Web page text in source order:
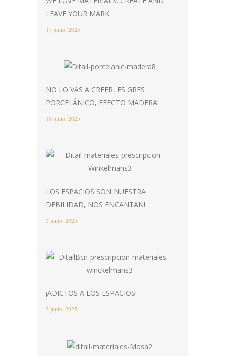
LEAVE YOUR MARK.
17 junio, 2025
NO LO VAS A CREER, ES GRES
PORCELÁNICO, EFECTO MADERA!
10 junio, 2025
LOS ESPACIOS SON NUESTRA
DEBILIDAD, NOS ENCANTAN!
5 junio, 2025
¡ADICTOS A LOS ESPACIOS!
3 junio, 2025